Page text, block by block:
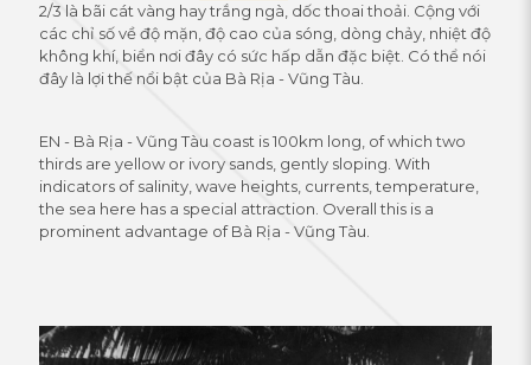
2/3 là bãi cát vàng hay trắng ngà, dốc thoai thoải. Cộng với
các chỉ số về độ mặn, độ cao của sóng, dòng chảy, nhiệt độ
không khí, biển nơi đây có sức hấp dẫn đặc biệt. Có thể nói
đây là lợi thế nổi bật của Bà Rịa - Vũng Tàu.
EN - Bà Rịa - Vũng Tàu coast is 100km long, of which two
thirds are yellow or ivory sands, gently sloping. With
indicators of salinity, wave heights, currents, temperature,
the sea here has a special attraction. Overall this is a
prominent advantage of Bà Rịa - Vũng Tàu.